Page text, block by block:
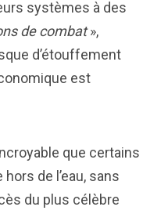
systèmes à des
de combat»,
d’étouffement
est
que certains
de l’eau, sans
du plus célèbre